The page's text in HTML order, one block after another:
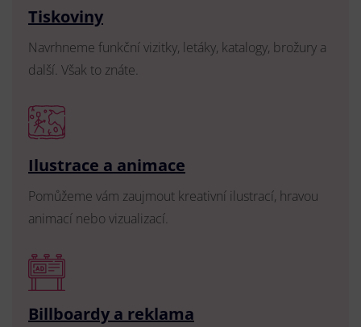
Tiskoviny
Navrhneme funkční vizitky, letáky, katalogy, brožury a
další. Však to znáte.
Ilustrace a animace
Pomůžeme vám zaujmout kreativní ilustrací, hravou
animací nebo vizualizací.
Billboardy a reklama